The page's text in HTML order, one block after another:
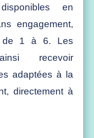
en
engagement,
de 1 à 6. Les
recevoir
adaptées à la
directement à